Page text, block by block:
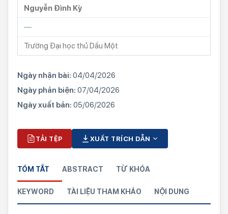
Nguyễn Đình Kỳ
—
Trường Đại học thủ Dầu Một
Ngày nhận bài: 04/04/2026
Ngày phản biện: 07/04/2026
Ngày xuất bản: 05/06/2026
TẢI TỆP XUẤT TRÍCH DẪN
TÓM TẮT ABSTRACT TỪ KHÓA
KEYWORD TÀI LIỆU THAM KHẢO NỘI DUNG